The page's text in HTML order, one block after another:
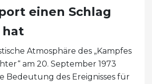
einen Schlag
hat
Atmosphäre des „Kampfes
am 20. September 1973
Bedeutung des Ereignisses für